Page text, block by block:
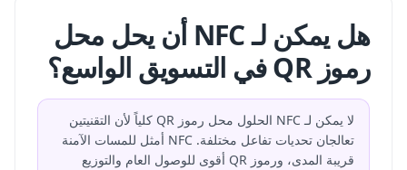
هل يمكن لـ NFC أن يحل محل
رموز QR في التسويق الواسع؟
لا يمكن لـ NFC الحلول محل رموز QR كلياً لأن التقنيتين
تعالجان تحديات تفاعل مختلفة. NFC أمثل للمسات الآمنة
قريبة المدى، ورموز QR أقوى للوصول العام والتوزيع